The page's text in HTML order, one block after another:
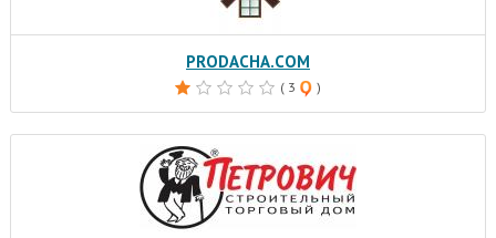
PRODACHA.COM
( 3 )